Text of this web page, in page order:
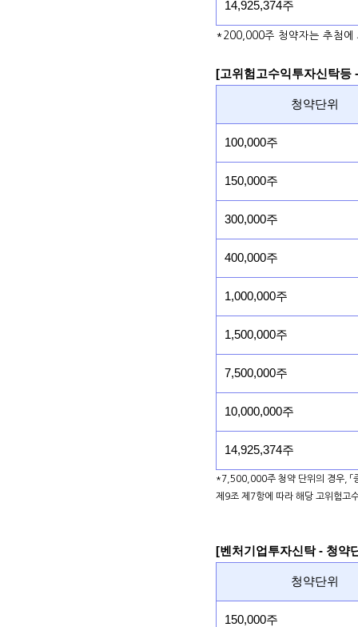
14,925,374주
*200,000주 청약자는 추첨에
[고위험고수익투자신탁등
청약단위
100,000주
150,000주
300,000주
400,000주
1,000,000주
1,500,000주
7,500,000주
10,000,000주
14,925,374주
*7,500,000주 청약 단위의 경우, 「
제9조 제7항에 따라 해당 고위험고
[벤처기업투자신탁 - 청약
청약단위
150,000주